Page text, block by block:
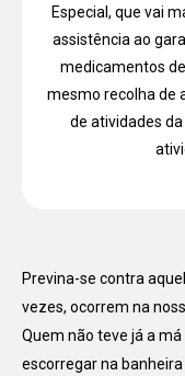
Especial, que vai
assistência ao
medicamentos
mesmo recolha de
de atividades
Previna-se contra
vezes, ocorrem na
Quem não teve já a
escorregar na